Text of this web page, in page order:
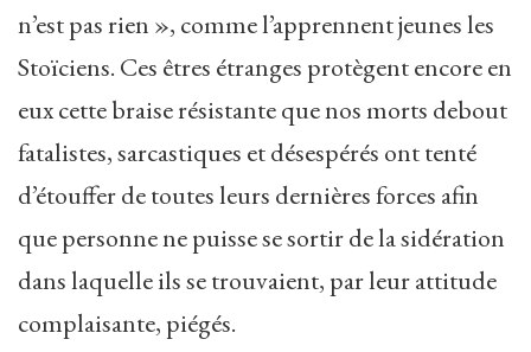
n’est pas rien », comme l’apprennent jeunes les
Stoïciens. Ces êtres étranges protègent encore en
eux cette braise résistante que nos morts debout
fatalistes, sarcastiques et désespérés ont tenté
d’étouffer de toutes leurs dernières forces afin
que personne ne puisse se sortir de la sidération
dans laquelle ils se trouvaient, par leur attitude
complaisante, piégés.